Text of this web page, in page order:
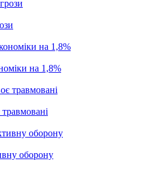
на 1,8%
оборону